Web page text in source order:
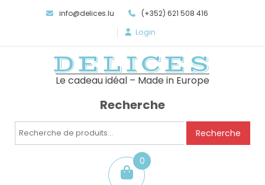
info@delices.lu (+352) 621 508 416
Login
DELICES
Le cadeau idéal – Made in Europe
Recherche
Recherche
Recherche
0
item